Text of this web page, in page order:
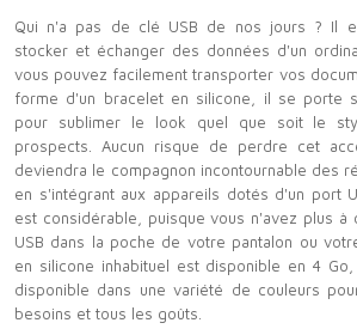
Qui n'a pas de clé USB de nos jours ? Il
stocker et échanger des données d'un
vous pouvez facilement transporter vos
forme d'un bracelet en silicone, il se porte
pour sublimer le look quel que soit le
prospects. Aucun risque de perdre cet
deviendra le compagnon incontournable des
en s'intégrant aux appareils dotés d'un port
est considérable, puisque vous n'avez plus à
USB dans la poche de votre pantalon ou
en silicone inhabituel est disponible en 4
disponible dans une variété de couleurs
besoins et tous les goûts.